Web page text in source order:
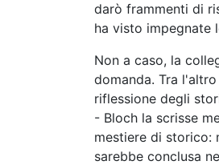
darò frammenti di
ha visto impegnate
Non a caso, la
domanda. Tra
riflessione degli
- Bloch la scrisse
mestiere di storico:
sarebbe conclusa